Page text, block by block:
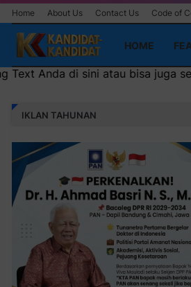
Home About Us Contact Us Code of
HOME
juga sebagai iklan headliner di
IKLAN TAHUNAN